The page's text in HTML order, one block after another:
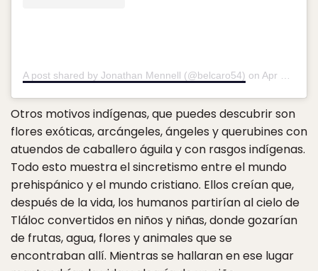
A post shared by Jonathan Mennell (@belcaro54) on Apr 1, 2017 at 1:54pm PDT
Otros motivos indígenas, que puedes descubrir son
flores exóticas, arcángeles, ángeles y querubines con
atuendos de caballero águila y con rasgos indígenas.
Todo esto muestra el sincretismo entre el mundo
prehispánico y el mundo cristiano. Ellos creían que,
después de la vida, los humanos partirían al cielo de
Tláloc convertidos en niños y niñas, donde gozarían
de frutas, agua, flores y animales que se
encontraban allí. Mientras se hallaran en ese lugar